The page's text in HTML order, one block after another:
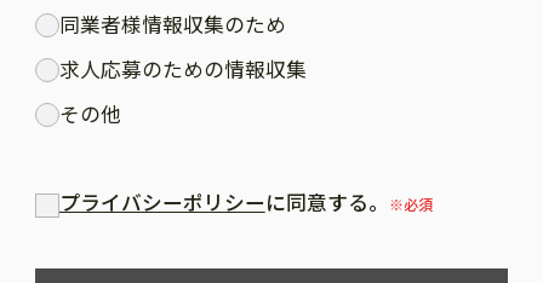
同業者様情報収集のため
求人応募のための情報収集
その他
プライバシーポリシーに同意する。 ※必須